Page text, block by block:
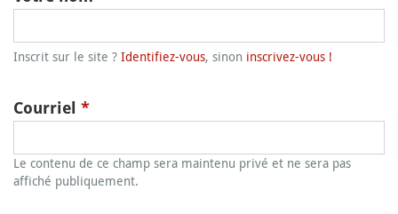
Inscrit sur le site ? Identifiez-vous, sinon inscrivez-vous !
Courriel *
Le contenu de ce champ sera maintenu privé et ne sera pas
affiché publiquement.